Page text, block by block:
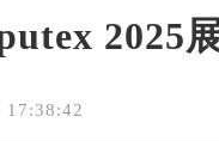
2025
17:38:42